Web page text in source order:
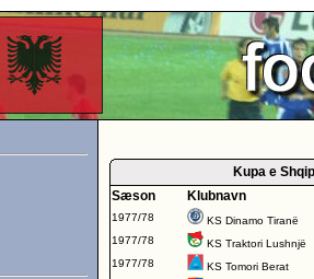
Kupa e
Sæson
Klubnavn
1977/78
KS Dinamo Tiranë
1977/78
KS Traktori Lushnjë
1977/78
KS Tomori Berat